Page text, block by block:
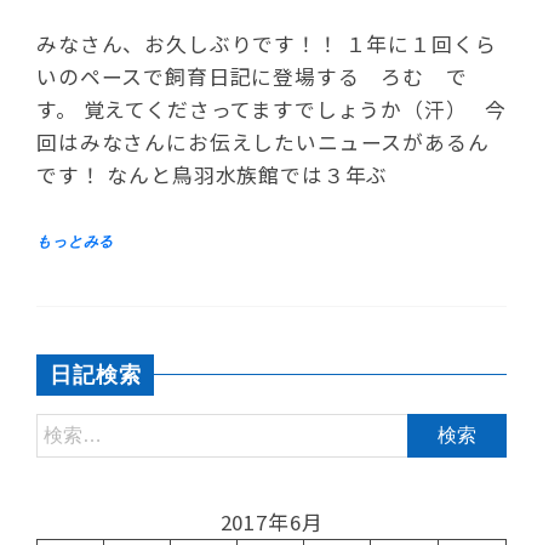
みなさん、お久しぶりです！！ １年に１回くら
いのペースで飼育日記に登場する ろむ で
す。 覚えてくださってますでしょうか（汗） 今
回はみなさんにお伝えしたいニュースがあるん
です！ なんと鳥羽水族館では３年ぶ
日記検索
2017年6月